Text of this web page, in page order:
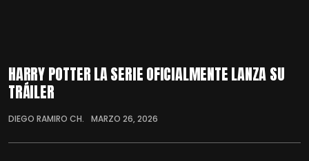
HARRY POTTER LA SERIE OFICIALMENTE LANZA SU
TRÁILER
DIEGO RAMIRO CH. MARZO 26, 2026